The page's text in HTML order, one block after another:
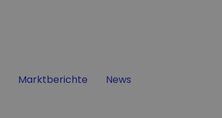
Filter by
Marktberichte Filter by
News